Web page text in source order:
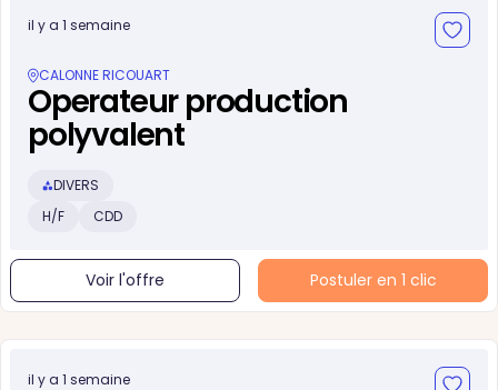
il y a 1 semaine
CALONNE RICOUART
Operateur production
polyvalent
DIVERS
H/F
CDD
Voir l'offre Postuler en 1 clic
il y a 1 semaine